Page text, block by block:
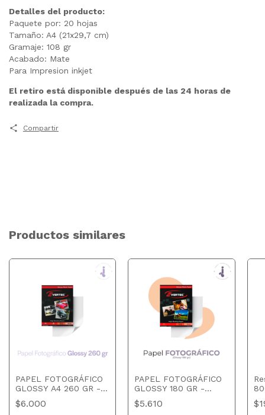
Detalles del producto:
Paquete por: 20 hojas
Tamaño: A4 (21x29,7 cm)
Gramaje: 108 gr
Acabado: Mate
Para Impresion inkjet
El retiro está disponible después de las 24 horas de
realizada la compra.
Compartir
Productos similares
PAPEL FOTOGRÁFICO
GLOSSY A4 260 GR -
PAQUETE X 20 HOJAS
$6.000
PAPEL FOTOGRÁFICO
GLOSSY 180 GR -
PAQUETE X 20 HOJAS
EVERTEC
$5.610